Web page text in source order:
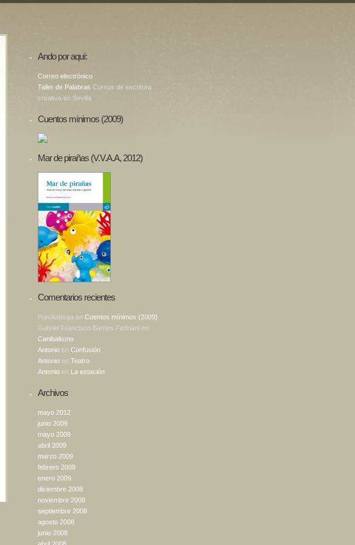
Ando por aquí:
Correo electrónico
Taller de Palabras Cursos de escritura
creativa en Sevilla
Cuentos mínimos (2009)
Mar de pirañas (V.V.A.A, 2012)
Comentarios recientes
Puri Astorga en Cuentos mínimos (2009)
Gabriel Francisco Barrios Fedriani en
Canibalismo
Antonio en Confusión
Antonio en Teatro
Antonio en La estación
Archivos
mayo 2012
junio 2009
mayo 2009
abril 2009
marzo 2009
febrero 2009
enero 2009
diciembre 2008
noviembre 2008
septiembre 2008
agosto 2008
junio 2008